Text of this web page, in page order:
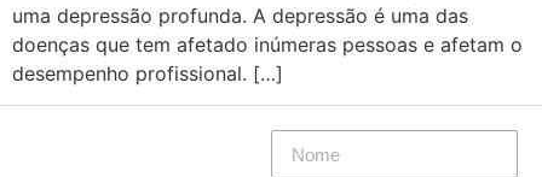
uma depressão profunda. A depressão é uma das
doenças que tem afetado inúmeras pessoas e afetam o
desempenho profissional. […]